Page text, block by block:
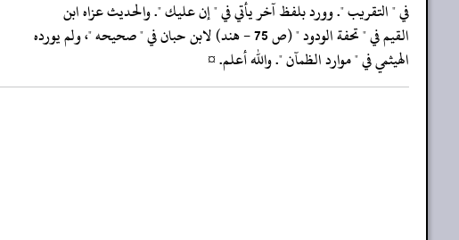
‏‏‏‏في " التقريب ". وورد بلفظ آخر يأتي في " إن عليك ". والحديث عزاه ابن
‏‏‏‏القيم في " تحفة الودود " (ص 75 - هند) لابن حبان في " صحيحه "، ولم يورده
‏‏‏‏الهيثمي في " موارد الظمآن ". والله أعلم. ¤